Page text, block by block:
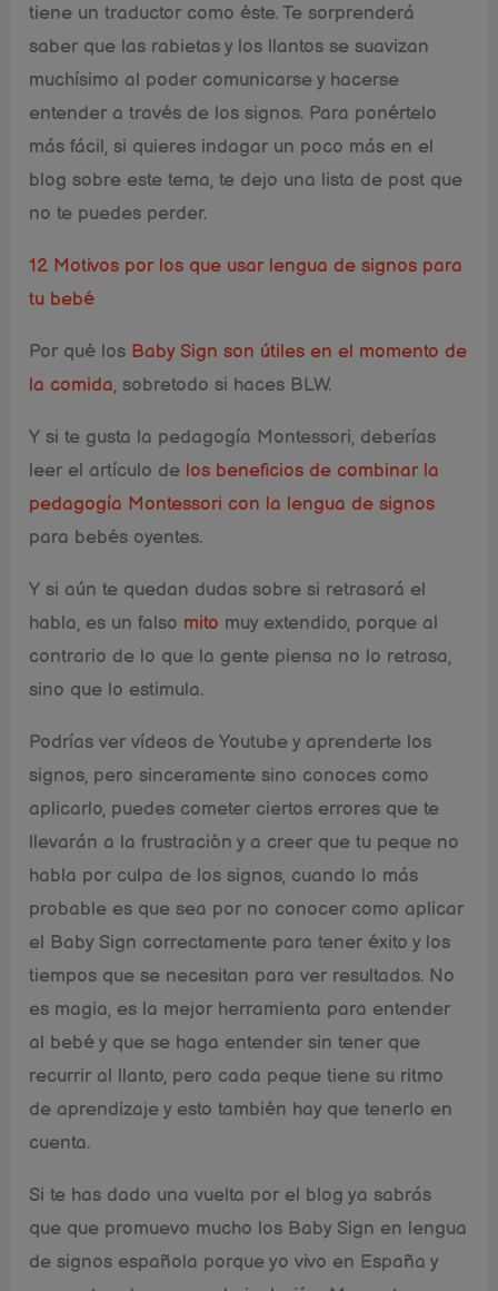
tiene un traductor como éste. Te sorprenderá
saber que las rabietas y los llantos se suavizan
muchísimo al poder comunicarse y hacerse
entender a través de los signos. Para ponértelo
más fácil, si quieres indagar un poco más en el
blog sobre este tema, te dejo una lista de post que
no te puedes perder.
12 Motivos por los que usar lengua de signos para
tu bebé
Por qué los Baby Sign son útiles en el momento de
la comida, sobretodo si haces BLW.
Y si te gusta la pedagogía Montessori, deberías
leer el artículo de los beneficios de combinar la
pedagogía Montessori con la lengua de signos
para bebés oyentes.
Y si aún te quedan dudas sobre si retrasará el
habla, es un falso mito muy extendido, porque al
contrario de lo que la gente piensa no lo retrasa,
sino que lo estimula.
Podrías ver vídeos de Youtube y aprenderte los
signos, pero sinceramente sino conoces como
aplicarlo, puedes cometer ciertos errores que te
llevarán a la frustración y a creer que tu peque no
habla por culpa de los signos, cuando lo más
probable es que sea por no conocer como aplicar
el Baby Sign correctamente para tener éxito y los
tiempos que se necesitan para ver resultados. No
es magia, es la mejor herramienta para entender
al bebé y que se haga entender sin tener que
recurrir al llanto, pero cada peque tiene su ritmo
de aprendizaje y esto también hay que tenerlo en
cuenta.
Si te has dado una vuelta por el blog ya sabrás
que que promuevo mucho los Baby Sign en lengua
de signos española porque yo vivo en España y